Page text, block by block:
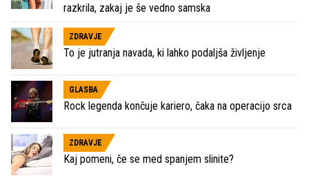
razkrila, zakaj je še vedno samska
ZDRAVJE
To je jutranja navada, ki lahko podaljša življenje
GLASBA
Rock legenda končuje kariero, čaka na operacijo srca
ZDRAVJE
Kaj pomeni, če se med spanjem slinite?